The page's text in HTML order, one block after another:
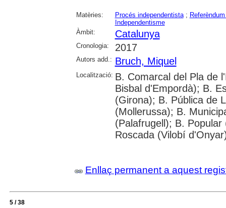
Matèries: Procés independentista;
Independentisme
Àmbit:
Catalunya
Cronologia: 2017
Autors add.: Bruch, Miquel
Localització: B. Comarcal del Pla de
Bisbal d'Empordà); B.
(Girona); B. Pública de
(Mollerussa); B.
(Palafrugell); B.
Roscada (Vilobí
Enllaç permanent a aquest
5 / 38